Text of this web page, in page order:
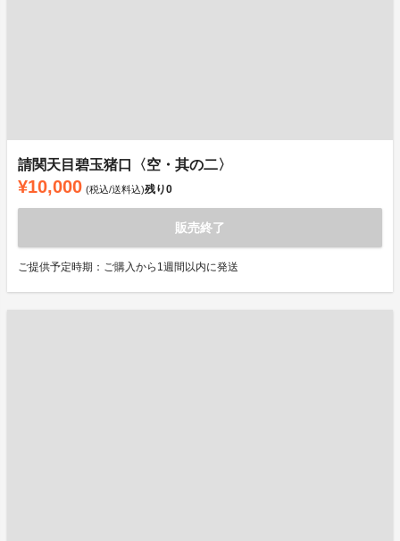
請関天目碧玉猪口〈空・其の二〉
¥10,000 (税込/送料込)残り0
販売終了
ご提供予定時期：ご購入から1週間以内に発送